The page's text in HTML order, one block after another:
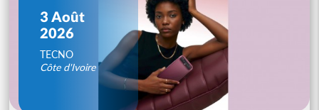
3 Août
2026
TECNO
Côte d'Ivoire